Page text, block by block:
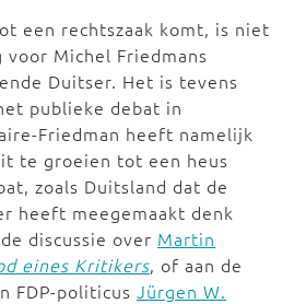
een rechtszaak komt, is niet
voor Michel Friedmans
Duitser. Het is tevens
publieke debat in
Friedman heeft namelijk
te groeien tot een heus
zoals Duitsland dat de
heeft meegemaakt denk
discussie over Martin
eines Kritikers, of aan de
FDP-politicus Jürgen W.